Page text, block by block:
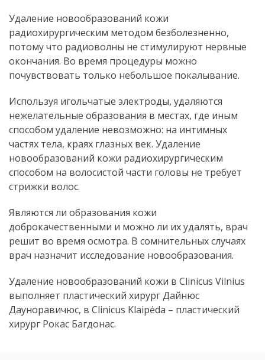
Удаление новообразований кожи
радиохирургическим методом безболезненно,
потому что радиоволны не стимулируют нервные
окончания. Во время процедуры можно
почувствовать только небольшое покалывание.
Используя игольчатые электроды, удаляются
нежелательные образования в местах, где иным
способом удаление невозможно: на интимных
частях тела, краях глазных век. Удаление
новообразований кожи радиохирургическим
способом на волосистой части головы не требует
стрижки волос.
Являются ли образования кожи
доброкачественными и можно ли их удалять, врач
решит во время осмотра. В сомнительных случаях
врач назначит исследование новообразования.
Удаление новообразований кожи в Clinicus Vilnius
выполняет пластический хирург Дайнюс
Дауноравичюс, в Clinicus Klaipėda – пластический
хирург Рокас Багдонас.